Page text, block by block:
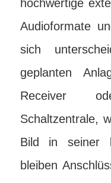
hochwertige
Audioformate
sich
geplanten
Receiver
Schaltzentrale,
Bild in seiner
bleiben